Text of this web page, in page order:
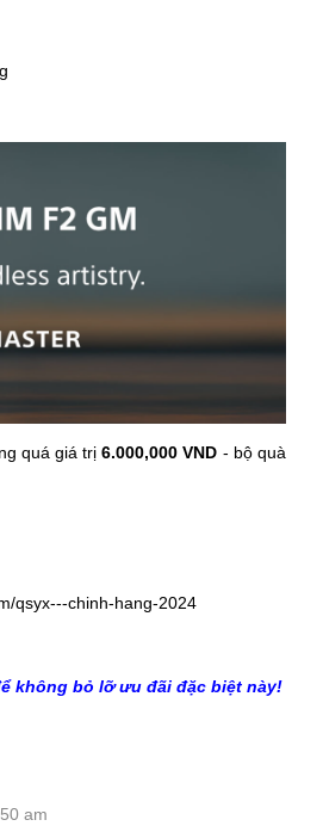
quá giá trị6.000,000 VND - bộ quà
qsyx---chinh-hang-2024
không bỏ lỡ ưu đãi đặc biệt này!
am